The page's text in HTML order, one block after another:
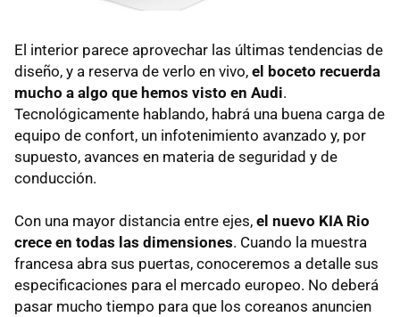
El interior parece aprovechar las últimas tendencias de
diseño, y a reserva de verlo en vivo, el boceto recuerda
mucho a algo que hemos visto en Audi.
Tecnológicamente hablando, habrá una buena carga de
equipo de confort, un infotenimiento avanzado y, por
supuesto, avances en materia de seguridad y de
conducción.
Con una mayor distancia entre ejes, el nuevo KIA Rio
crece en todas las dimensiones. Cuando la muestra
francesa abra sus puertas, conoceremos a detalle sus
especificaciones para el mercado europeo. No deberá
pasar mucho tiempo para que los coreanos anuncien